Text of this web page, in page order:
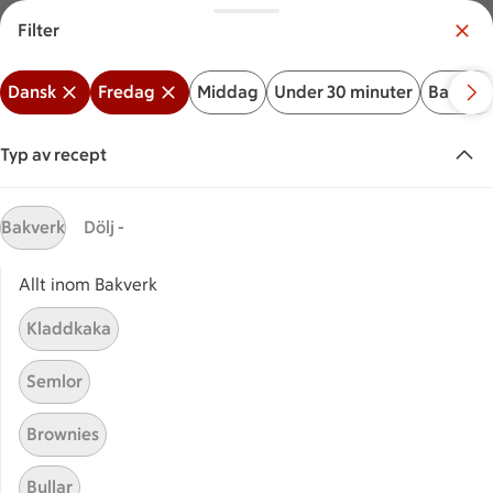
Meny Logga in
Vilken är din butik? Välj butik
Start
Danmark fredag
Sök ingrediens eller recept
Inga förslag
Dansk
ReceptVisar 3 stycken
(3)
Hemgjord koldskål
Filter
Dansk Fredag Middag Under 30 minuter Bakverk
Typ av recept
Bakverk Dölj -
Allt inom Bakverk
Kladdkaka
Semlor
Brownies
Bullar